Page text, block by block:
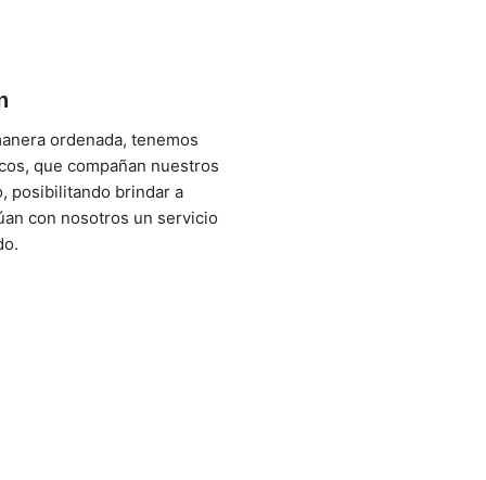
ordenada, tenemos
que compañan nuestros
posibilitando brindar a
con nosotros un servicio